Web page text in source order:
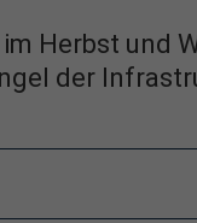
Herbst und
der